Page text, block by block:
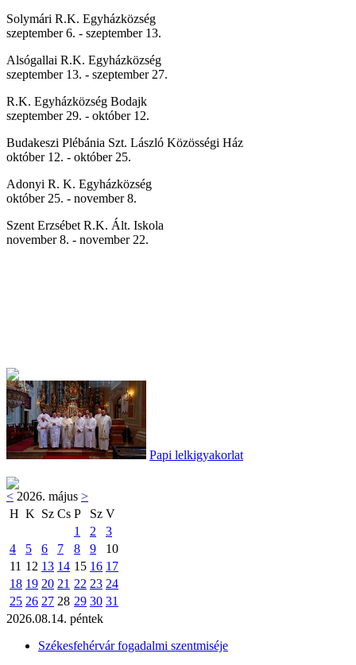
Solymári R.K. Egyházközség
szeptember 6. - szeptember 13.
Alsógallai R.K. Egyházközség
szeptember 13. - szeptember 27.
R.K. Egyházközség Bodajk
szeptember 29. - október 12.
Budakeszi Plébánia Szt. László Közösségi Ház
október 12. - október 25.
Adonyi R. K. Egyházközség
október 25. - november 8.
Szent Erzsébet R.K. Ált. Iskola
november 8. - november 22.
Papi lelkigyakorlat
< 2026. május >
H K Sz Cs P Sz V
1
2
3
4
5 6 7 8 9
10
11 12 13 14 15 16 17
18 19 20 21 22 23 24
25 26 27 28 29 30 31
2026.08.14. péntek
Székesfehérvár fogadalmi szentmiséje